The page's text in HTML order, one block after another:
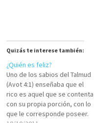
Quizás te interese también:
¿Quién es feliz?
Uno de los sabios del Talmud
(Avot 4:1) enseñaba que el
rico es aquel que se contenta
con su propia porción, con lo
que le corresponde poseer.